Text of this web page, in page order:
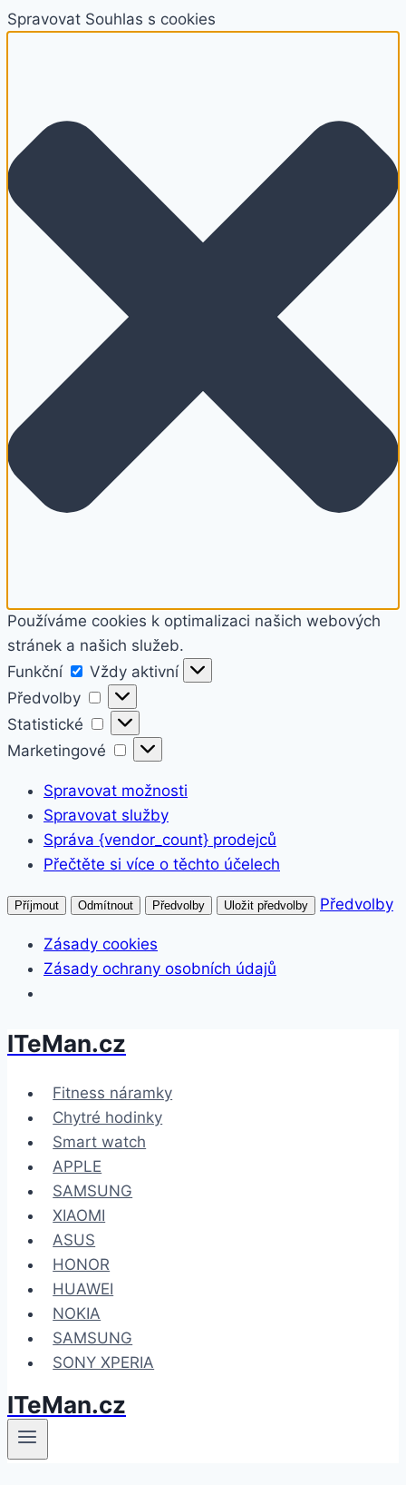
Spravovat Souhlas s cookies
Používáme cookies k optimalizaci našich webových
stránek a našich služeb.
Funkční
Funkční
Vždy aktivní
Předvolby
Předvolby
Statistické
Statistické
Marketingové
Marketingové
Spravovat možnosti
Spravovat služby
Správa {vendor_count} prodejců
Přečtěte si více o těchto účelech
Příjmout Odmítnout Předvolby Uložit předvolby Předvolby
Zásady cookies
Zásady ochrany osobních údajů
Přeskočit
obsah
ITeMan.cz
Fitness náramky
Chytré hodinky
Smart watch
APPLE
SAMSUNG
XIAOMI
ASUS
HONOR
HUAWEI
NOKIA
SAMSUNG
SONY XPERIA
ITeMan.cz